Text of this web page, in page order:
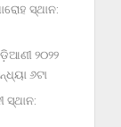
ସ୍ଥାନ:
୨୦୨୨
୬ଟା
ସ୍ଥାନ: